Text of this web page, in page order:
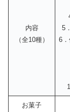
内容
（全10種）
5
6
お菓子